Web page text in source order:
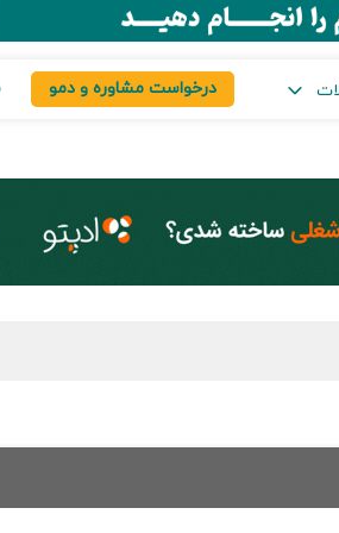
درخواست مشاوره و دمو